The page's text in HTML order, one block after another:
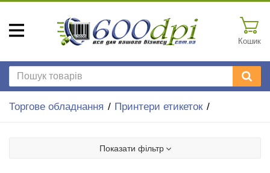
Кошик
Торгове обладнання Принтери етикеток
Показати фільтр